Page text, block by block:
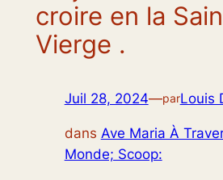
croire en la
Vierge .
Juil 28, 2024—parLouis
dans Ave Maria À
Monde; Scoop: